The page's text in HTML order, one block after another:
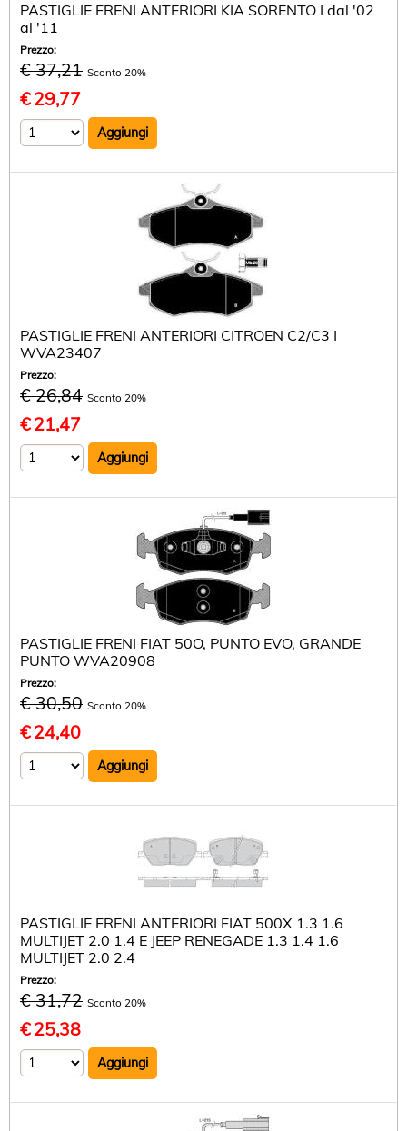
PASTIGLIE FRENI ANTERIORI KIA SORENTO I dal '02
al '11
Prezzo:
€ 37,21 Sconto 20%
€29,77
PASTIGLIE FRENI ANTERIORI CITROEN C2/C3 I
WVA23407
Prezzo:
€ 26,84 Sconto 20%
€21,47
PASTIGLIE FRENI FIAT 50O, PUNTO EVO, GRANDE
PUNTO WVA20908
Prezzo:
€ 30,50 Sconto 20%
€24,40
PASTIGLIE FRENI ANTERIORI FIAT 500X 1.3 1.6
MULTIJET 2.0 1.4 E JEEP RENEGADE 1.3 1.4 1.6
MULTIJET 2.0 2.4
Prezzo:
€ 31,72 Sconto 20%
€25,38